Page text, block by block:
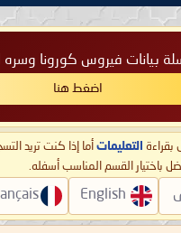
بيانات فيروس كورونا وسره
اضغط هنا
بقراءة التعليمات أما إذا كنت تريد
باختيار القسم المناسب أسفله.
English